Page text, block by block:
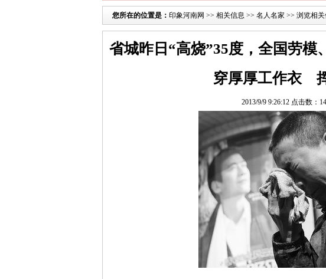
您所在的位置是： 印象河南网 >> 相关信息 >> 名人名家 >> 浏览相关
省城昨日“高烧”35度，全国劳模
穿厚厚工作衣
2013/9/9 9:26:12 点击数：